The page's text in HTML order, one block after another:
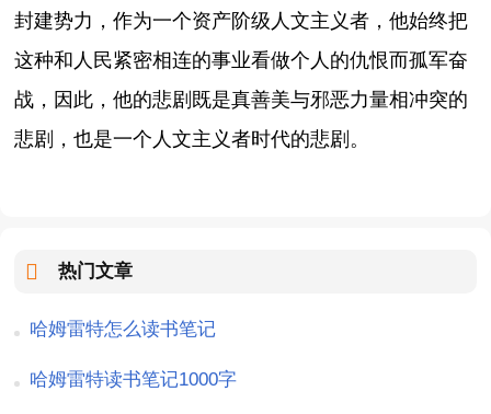
封建势力，作为一个资产阶级人文主义者，他始终把
这种和人民紧密相连的事业看做个人的仇恨而孤军奋
战，因此，他的悲剧既是真善美与邪恶力量相冲突的
悲剧，也是一个人文主义者时代的悲剧。
热门文章
哈姆雷特怎么读书笔记
哈姆雷特读书笔记1000字